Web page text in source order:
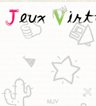
Jeux V